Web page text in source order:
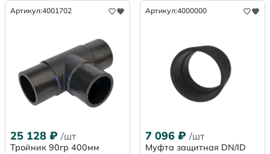
Артикул:4001702
25 128 ₽ /шт
Тройник 90гр 400мм
Артикул:4000000
7 096 ₽ /шт
Муфта защитная DN/ID